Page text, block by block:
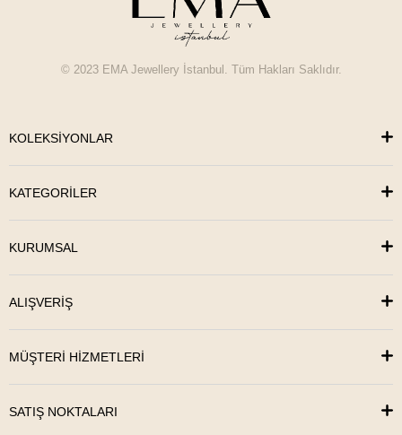
© 2023 EMA Jewellery İstanbul. Tüm Hakları Saklıdır.
KOLEKSİYONLAR
KATEGORİLER
KURUMSAL
ALIŞVERİŞ
MÜŞTERİ HİZMETLERİ
SATIŞ NOKTALARI